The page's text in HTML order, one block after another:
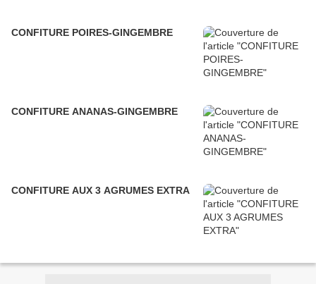
CONFITURE POIRES-GINGEMBRE
CONFITURE ANANAS-GINGEMBRE
CONFITURE AUX 3 AGRUMES EXTRA